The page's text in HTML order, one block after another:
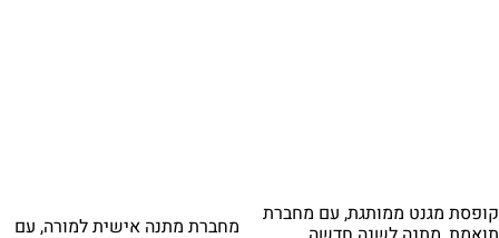
קופסת מגנט ממותגת, עם מחברת מחברת מתנה אישית למורה, עם